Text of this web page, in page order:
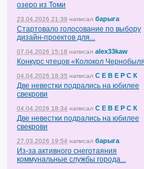
озеро из Томи
23.04.2026 21:39 написал барыга
Стартовало голосование по выбору
дизайн-проектов для...
07.04.2026 15:18 написал alex33kaw
Конкурс чтецов «Колокол
04.04.2026 18:35 написал С Е В Е Р С К
Две невестки подрались на юбилее
свекрови
04.04.2026 18:34 написал С Е В Е Р С К
Две невестки подрались на юбилее
свекрови
27.03.2026 19:54 написал барыга
Из-за активного снеготаяния
коммунальные службы города...